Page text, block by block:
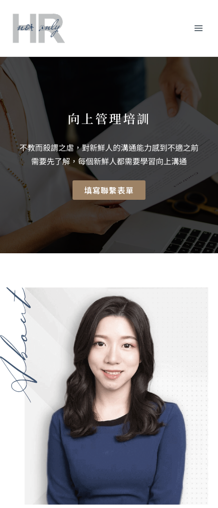
向上管理培訓
不教而殺謂之虐，對新鮮人的溝通能力感到不適之前
需要先了解，每個新鮮人都需要學習向上溝通
填寫聯繫表單